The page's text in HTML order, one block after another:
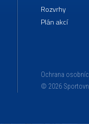
Rozvrhy
Plán akcí
Ochrana
© 2026